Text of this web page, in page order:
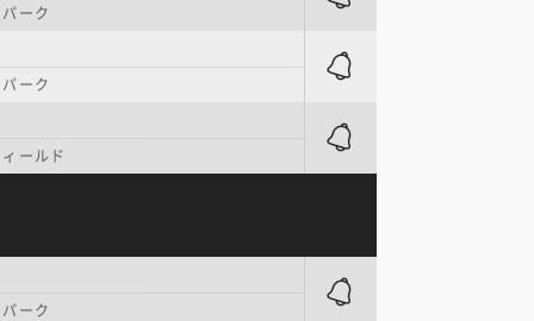
ーク
ーク
ールド
ーク